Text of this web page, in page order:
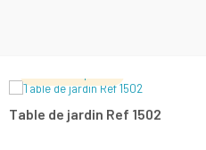
Table de jardin Ref 1502